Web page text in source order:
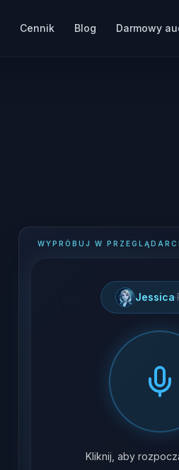
Cennik Blog Darmowy
WYPRÓBUJ W
Jessica·
Kliknij, aby